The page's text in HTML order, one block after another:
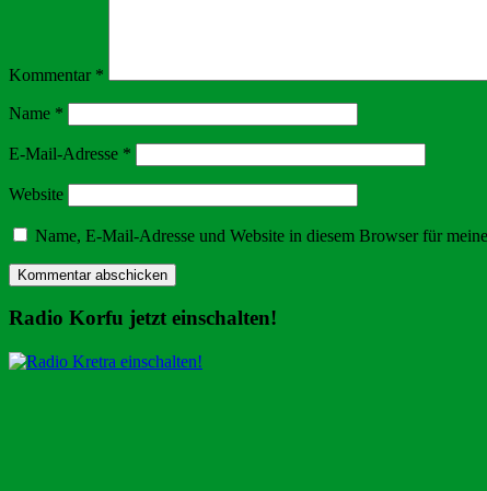
Kommentar *
Name *
E-Mail-Adresse *
Website
Name, E-Mail-Adresse und Website in diesem Browser für
Radio Korfu jetzt einschalten!